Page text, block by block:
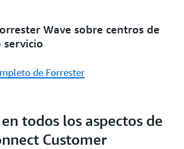
Wave sobre centros de
servicio
de Forrester
todos los aspectos de
Customer